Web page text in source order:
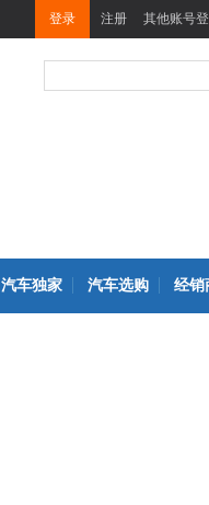
登录 注册 其他账号
汽车独家 汽车选购 经销